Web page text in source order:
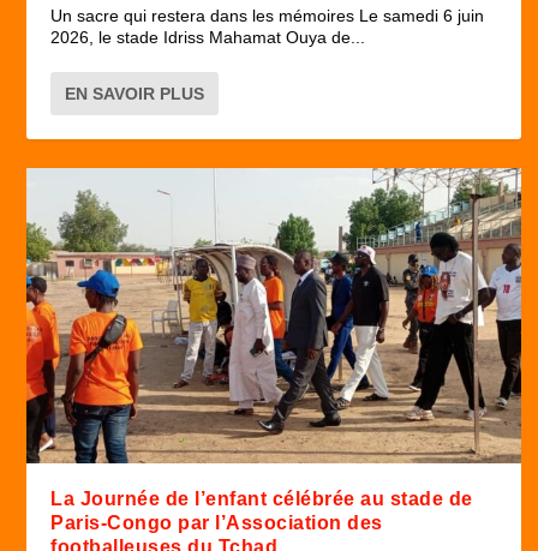
Un sacre qui restera dans les mémoires Le samedi 6 juin
2026, le stade Idriss Mahamat Ouya de...
EN SAVOIR PLUS
La Journée de l’enfant célébrée au stade de
Paris-Congo par l’Association des